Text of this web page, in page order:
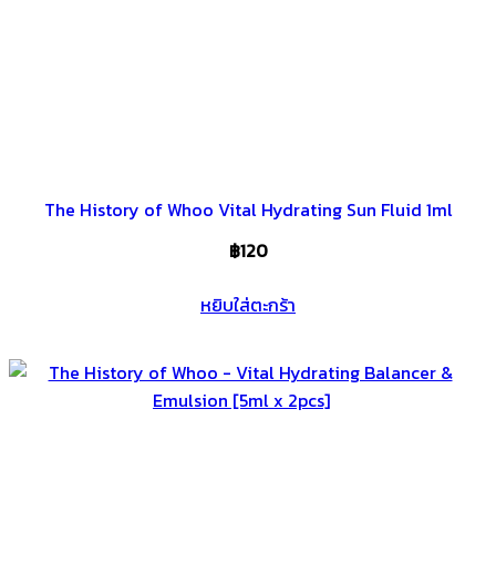
The History of Whoo Vital Hydrating Sun Fluid 1ml
฿120
หยิบใส่ตะกร้า